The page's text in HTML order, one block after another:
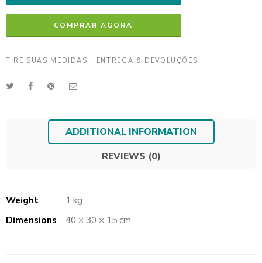
COMPRAR AGORA
TIRE SUAS MEDIDAS ENTREGA & DEVOLUÇÕES
ADDITIONAL INFORMATION
REVIEWS (0)
Weight
1 kg
Dimensions
40 × 30 × 15 cm